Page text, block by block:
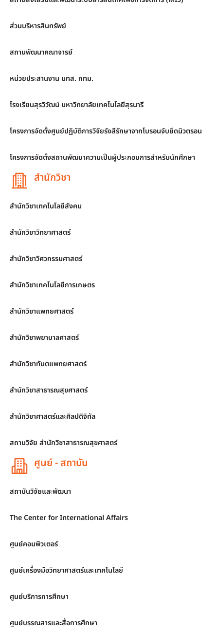
ส่วนบริหารสินทรัพย์
สถานพัฒนาคณาจารย์
หน่วยประสานงาน มทส. กทม.
โรงเรียนสุรวิวัฒน์ มหาวิทยาลัยเทคโนโลยีสุรนารี
โครงการจัดตั้งศูนย์ปฏิบัติการวิจัยรังสีรักษาจากโบรอนจับยึดนิวตรอน
โครงการจัดตั้งสถานพัฒนาความเป็นผู้ประกอบการสำหรับนักศึกษา
สำนักวิชา
สำนักวิชาเทคโนโลยีสังคม
สำนักวิชาวิทยาศาสตร์
สำนักวิชาวิศวกรรมศาสตร์
สำนักวิชาเทคโนโลยีการเกษตร
สำนักวิชาแพทยศาสตร์
สำนักวิชาพยาบาลศาสตร์
สำนักวิชาทันตแพทยศาสตร์
สำนักวิชาสาธารณสุขศาสตร์
สำนักวิชาศาสตร์และศิลปดิจิทัล
สถานวิจัย สำนักวิชาสาธารณสุขศาสตร์
ศูนย์ - สถาบัน
สถาบันวิจัยและพัฒนา
The Center for International Affairs
ศูนย์คอมพิวเตอร์
ศูนย์เครื่องมือวิทยาศาสตร์และเทคโนโลยี
ศูนย์บริการการศึกษา
ศูนย์บรรณสารและสื่อการศึกษา